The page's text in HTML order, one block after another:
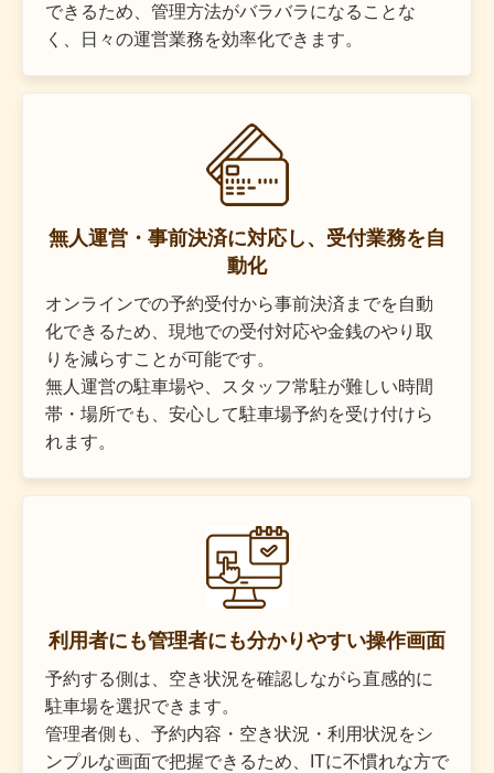
できるため、管理方法がバラバラになることな
く、日々の運営業務を効率化できます。
無人運営・事前決済に対応し、受付業務を自
動化
オンラインでの予約受付から事前決済までを自動
化できるため、現地での受付対応や金銭のやり取
りを減らすことが可能です。
無人運営の駐車場や、スタッフ常駐が難しい時間
帯・場所でも、安心して駐車場予約を受け付けら
れます。
利用者にも管理者にも分かりやすい操作画面
予約する側は、空き状況を確認しながら直感的に
駐車場を選択できます。
管理者側も、予約内容・空き状況・利用状況をシ
ンプルな画面で把握できるため、ITに不慣れな方で